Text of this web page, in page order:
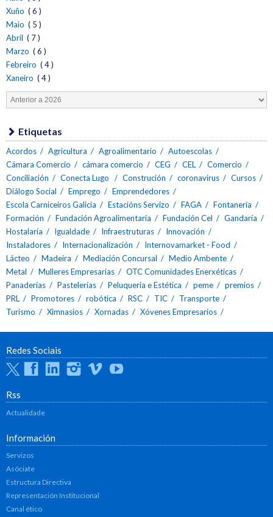
Xuño ( 6 )
Maio ( 5 )
Abril ( 7 )
Marzo ( 6 )
Febreiro ( 4 )
Xaneiro ( 4 )
Etiquetas
Acordos Agricultura Agroalimentario
Autoescolas
Cámara Comercio
cámara comercio CEG CEL
Comercio
Conciliación
Conecta Lugo Construción coronavirus
Cursos
Diálogo Social
Emprego
Emprendedores
Escola Carniceiros Galicia
Estacións Servizo FAGA
Fontanería
Formación
Fundación Agroalimentaria Fundación Cel
Gandaría
Hostalaría
Igualdade Infraestruturas
Innovación
Instaladores
Internacionalización
Internovamarket - Food
Lácteo
Madeira Mediación Concursal
Medio Ambente
Metal
Mulleres Empresarias
OTC Comunidades Enerxéticas
Panaderías
Pastelerías Peluquería e Estética peme
premios
PRL
Promotores robótica RSC TIC
Transporte
Turismo
Ximnasios Xornadas Xóvenes Empresarios
Redes Sociais
TwitterFacebookLinkedinInstagram
Vimeo
Rss
Actualidade
Información
Servizos
Asóciate
Estructura Directiva
Representación Institucional
Canal ético